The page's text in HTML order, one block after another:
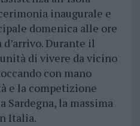
inaugurale e
domenica alle ore
Durante il
di vivere da vicino
con mano
e la competizione
Sardegna, la massima
Italia.